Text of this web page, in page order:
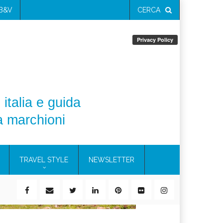
CERCA
italia e guida
marchioni
TRAVEL STYLE NEWSLETTER